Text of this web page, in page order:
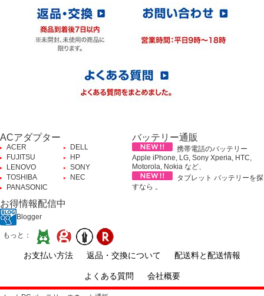
ACアダプター
ACER
DELL
FUJITSU
HP
LENOVO
SONY
TOSHIBA
NEC
PANASONIC
バッテリー通販
携帯電話のバッテリー
Apple iPhone, LG, Sony Xperia, HTC,
Motorola, Nokia など、
タブレット バッテリーを探
すなら 。
お得情報配信中
Blogger
もっと：
お支払い方法 返品・交換について 配送料と配送情報
よくある質問 会社概要